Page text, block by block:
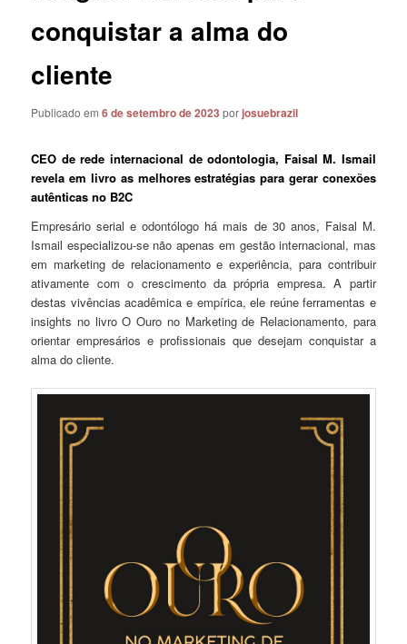
conquistar a alma do
cliente
Publicado em6 de setembro de 2023 porjosuebrazil
CEO de rede internacional de odontologia, Faisal M. Ismail
revela em livro as melhores estratégias para gerar conexões
autênticas no B2C
Empresário serial e odontólogo há mais de 30 anos, Faisal M.
Ismail especializou-se não apenas em gestão internacional, mas
em marketing de relacionamento e experiência, para contribuir
ativamente com o crescimento da própria empresa. A partir
destas vivências acadêmica e empírica, ele reúne ferramentas e
insights no livro O Ouro no Marketing de Relacionamento, para
orientar empresários e profissionais que desejam conquistar a
alma do cliente.